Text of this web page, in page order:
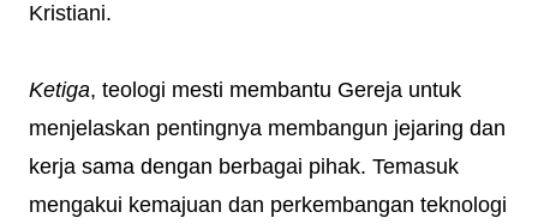
Kristiani.
Ketiga, teologi mesti membantu Gereja untuk
menjelaskan pentingnya membangun jejaring dan
kerja sama dengan berbagai pihak. Temasuk
mengakui kemajuan dan perkembangan teknologi